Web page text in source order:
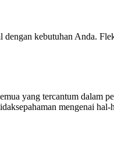
kebutuhan Anda.
yang tercantum
mengenai hal-